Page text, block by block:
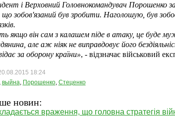
і Верховний Головнокомандувач Порошенко за
зобов'язаний був зробити. Наголошую, був
якщо він сам з калашем піде в атаку, це буде
але аж ніяк не виправдовує його
за оборону країни», - відзначає військовий
18:24
выйна, Порошенко, Стеценко
новин:
враження, що головна стратегія